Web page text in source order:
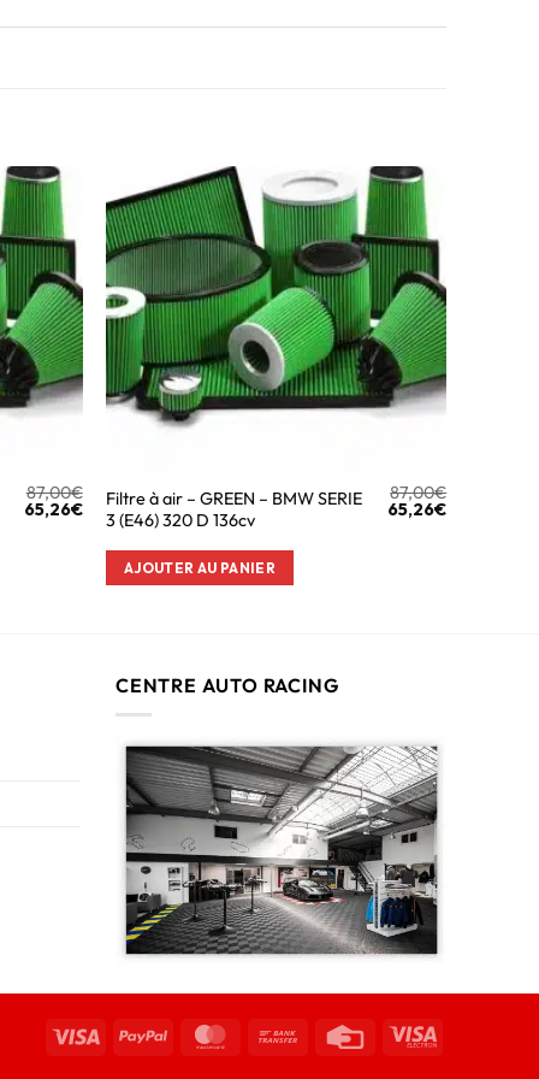
87,00€
65,26€
Filtre à air – GREEN – BMW SERIE
3 (E46) 320 D 136cv
87,00€
65,26€
AJOUTER AU PANIER
CENTRE AUTO RACING